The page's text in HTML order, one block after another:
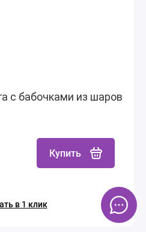
с бабочками из шаров
Купить
в 1 клик